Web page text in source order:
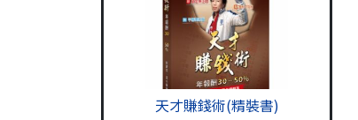
天才賺錢術(精裝書)